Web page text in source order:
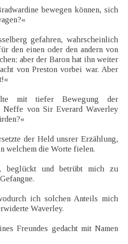
bewegen können, sich
gefahren, wahrscheinlich
den einen oder den andern von
aber der Baron hat ihn weiter
von Preston vorbei war. Aber
mit tiefer Bewegung der
von Sir Everard Waverley
der Held unsrer Erzählung,
welchem die Worte fielen.
beglückt und betrübt mich zu
ich solchen Anteils mich
Waverley.
Freundes gedacht mit Namen